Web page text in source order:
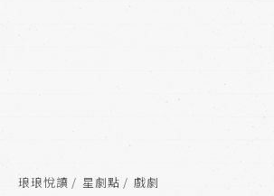
琅琅悅讀 星劇點 戲劇